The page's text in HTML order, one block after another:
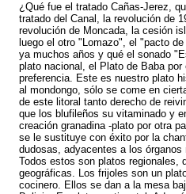
¿Qué fue el tratado Cañas-Jerez,
tratado del Canal, la revolución de
revolución de Moncada, la cesión
luego el otro "Lomazo", el "pacto
ya muchos años y qué el sonado
plato nacional, el Plato de Baba
preferencia. Este es nuestro plato
al mondongo, sólo se come en
de este litoral tanto derecho de
que los blufileños su vitaminado y
creación granadina -plato por otra
se le sustituye con éxito por la
dudosas, adyacentes a los
Todos estos son platos regionales,
geográficas. Los frijoles son un
cocinero. Ellos se dan a la mesa